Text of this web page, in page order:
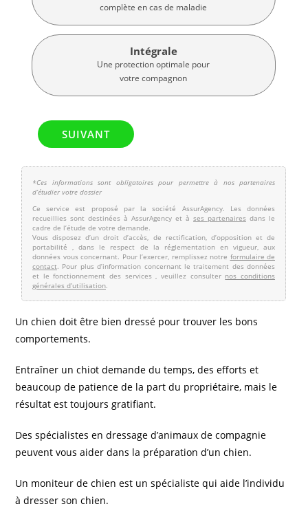
Un chien doit être bien dressé pour trouver les bons
comportements.
Entraîner un chiot demande du temps, des efforts et
beaucoup de patience de la part du propriétaire, mais le
résultat est toujours gratifiant.
Des spécialistes en dressage d’animaux de compagnie
peuvent vous aider dans la préparation d’un chien.
Un moniteur de chien est un spécialiste qui aide l’individu
à dresser son chien.